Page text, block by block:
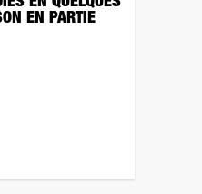
EN PARTIE